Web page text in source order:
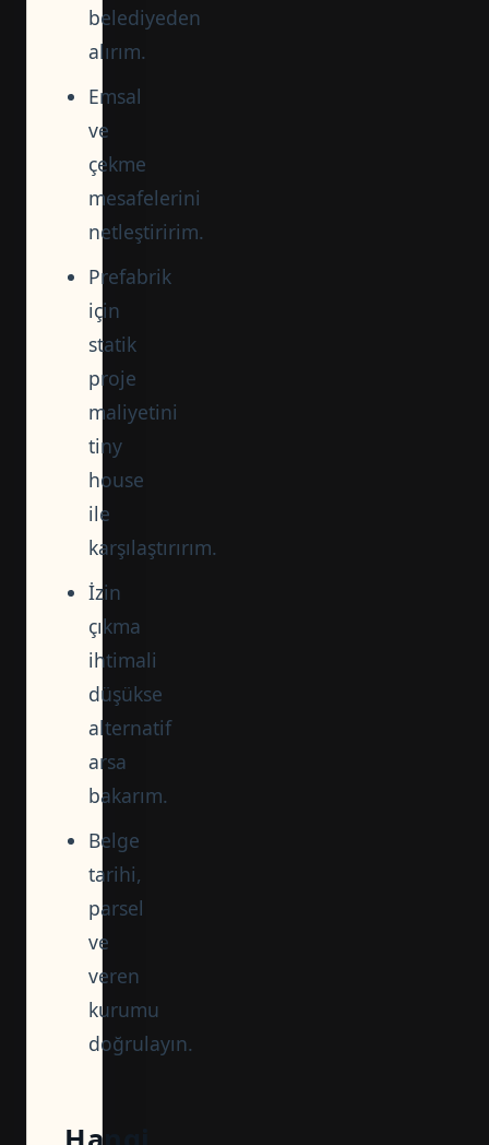
belediyeden
alırım.
Emsal
ve
çekme
mesafelerini
netleştiririm.
Prefabrik
için
statik
proje
maliyetini
tiny
house
ile
karşılaştırırım.
İzin
çıkma
ihtimali
düşükse
alternatif
arsa
bakarım.
Belge
tarihi,
parsel
ve
veren
kurumu
doğrulayın.